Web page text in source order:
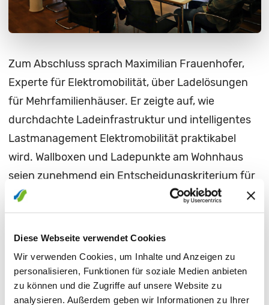
Diese Webseite verwendet Cookies
Wir verwenden Cookies, um Inhalte und Anzeigen zu
personalisieren, Funktionen für soziale Medien anbieten
zu können und die Zugriffe auf unsere Website zu
analysieren. Außerdem geben wir Informationen zu Ihrer
Zum Abschluss sprach Maximilian Frauenhofer,
Experte für Elektromobilität, über Ladelösungen
für Mehrfamilienhäuser. Er zeigte auf, wie
durchdachte Ladeinfrastruktur und intelligentes
Lastmanagement Elektromobilität praktikabel
wird. Wallboxen und Ladepunkte am Wohnhaus
seien zunehmend ein Entscheidungskriterium für
Mieter und Eigentümer. Die Stadtwerke bieten hier
nicht nur Technik, sondern auch Planung,
Umsetzung und Betrieb – alles lokal, alles
zuverlässig.
Eine offene Fragerunde rundete die Veranstaltung
ab. Die rege Beteiligung zeigte: Das Interesse an